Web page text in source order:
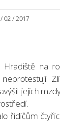
02 / 2017
Hradiště na
neprotestují.
jejich
řidičům